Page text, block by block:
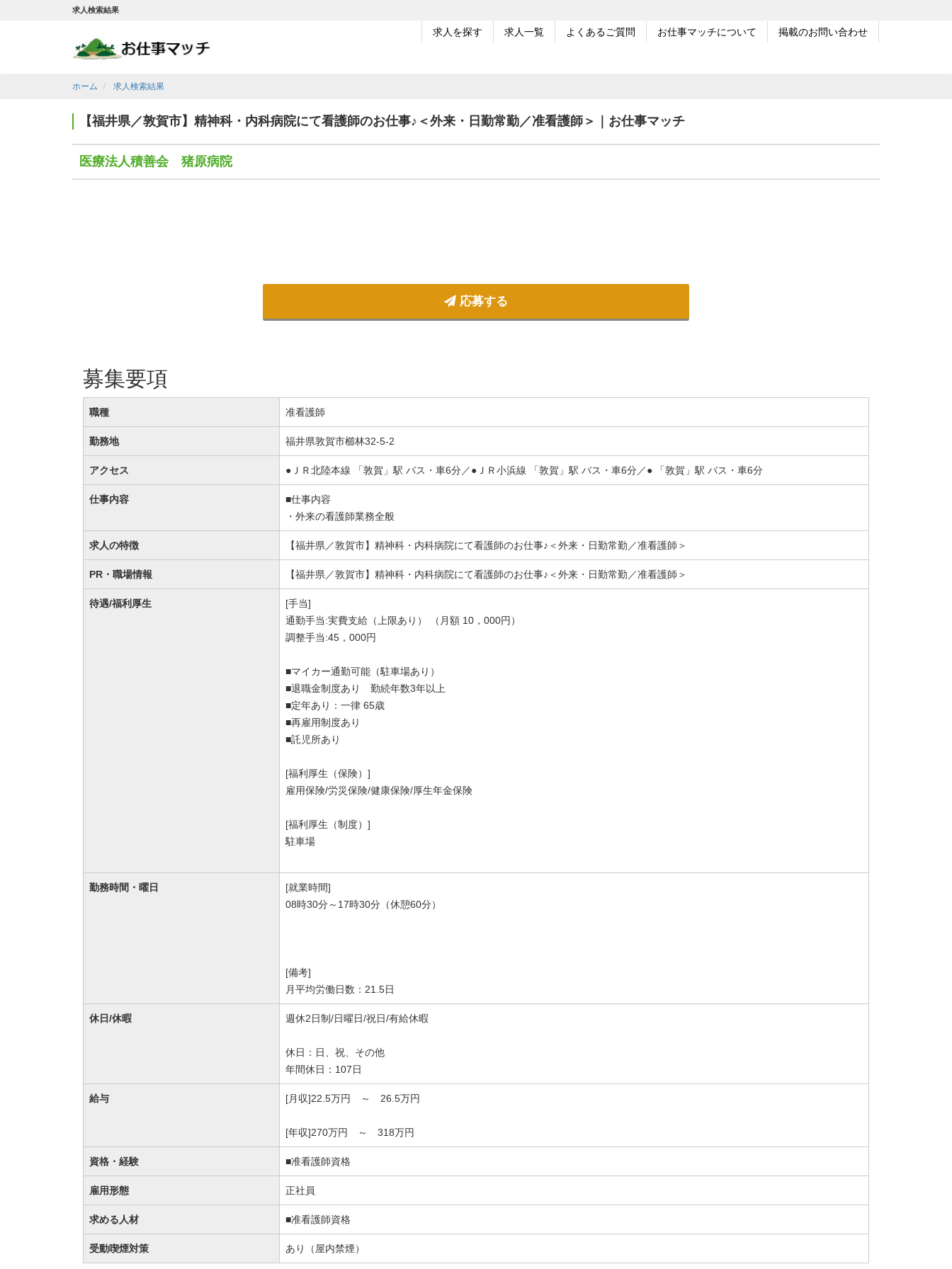
求人検索結果
求人を探す 求人一覧 よくあるご質問 お仕事マッチについて 掲載のお問い合わせ
ホーム 求人検索結果
【福井県／敦賀市】精神科・内科病院にて看護師のお仕事♪＜外来・日勤常勤／准看護師＞｜お仕事マッチ
医療法人積善会 猪原病院
応募する
募集要項
職種 准看護師
勤務地 福井県敦賀市櫛林32-5-2
アクセス ●ＪＲ北陸本線 「敦賀」駅 バス・車6分／●ＪＲ小浜線 「敦賀」駅 バス・車6分／● 「敦賀」駅 バス・車6分
仕事内容
■仕事内容
・外来の看護師業務全般
求人の特徴 【福井県／敦賀市】精神科・内科病院にて看護師のお仕事♪＜外来・日勤常勤／准看護師＞
PR・職場情報 【福井県／敦賀市】精神科・内科病院にて看護師のお仕事♪＜外来・日勤常勤／准看護師＞
待遇/福利厚生
[手当]
通勤手当:実費支給（上限あり） （月額 10，000円）
調整手当:45，000円
■マイカー通勤可能（駐車場あり）
■退職金制度あり 勤続年数3年以上
■定年あり：一律 65歳
■再雇用制度あり
■託児所あり
[福利厚生（保険）]
雇用保険/労災保険/健康保険/厚生年金保険
[福利厚生（制度）]
駐車場
勤務時間・曜日
[就業時間]
08時30分～17時30分（休憩60分）
[備考]
月平均労働日数：21.5日
休日/休暇 週休2日制/日曜日/祝日/有給休暇
休日：日、祝、その他
年間休日：107日
給与 [月収]22.5万円 ～ 26.5万円
[年収]270万円 ～ 318万円
資格・経験 ■准看護師資格
雇用形態 正社員
求める人材 ■准看護師資格
受動喫煙対策 あり（屋内禁煙）